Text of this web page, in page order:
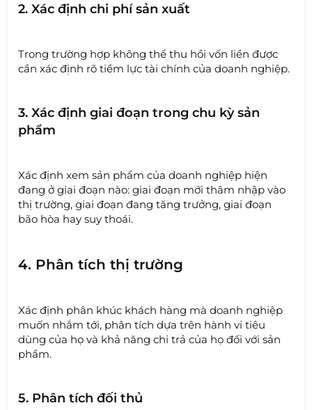
2. Xác định chi phí sản xuất
Trong trường hợp không thể thu hồi vốn liền được
cần xác định rõ tiềm lực tài chính của doanh nghiệp.
3. Xác định giai đoạn trong chu kỳ sản
phẩm
Xác định xem sản phẩm của doanh nghiệp hiện
đang ở giai đoạn nào: giai đoạn mới thâm nhập vào
thị trường, giai đoạn đang tăng trưởng, giai đoạn
bão hòa hay suy thoái.
4. Phân tích thị trường
Xác định phân khúc khách hàng mà doanh nghiệp
muốn nhắm tới, phân tích dựa trên hành vi tiêu
dùng của họ và khả năng chi trả của họ đối với sản
phẩm.
5. Phân tích đối thủ